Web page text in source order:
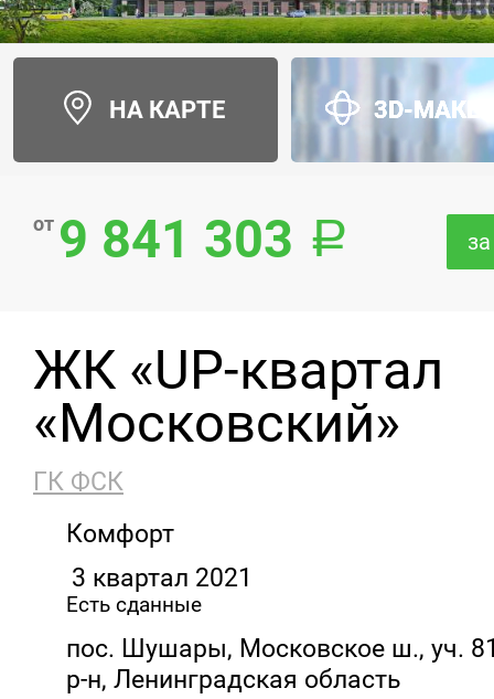
НА КАРТЕ 3D-
от 9 841 303
ЖК «UP-квартал
«Московский»
ГК ФСК
Комфорт
3 квартал 2021
Есть сданные
пос. Шушары, Московское ш., уч.
р-н, Ленинградская область